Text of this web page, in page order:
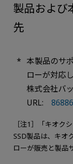
製品および
先
本製品のサ
ローが対応し
株式会社バ
URL:
［注1］「キオク
SSD製品は、キオ
ローが販売と製品